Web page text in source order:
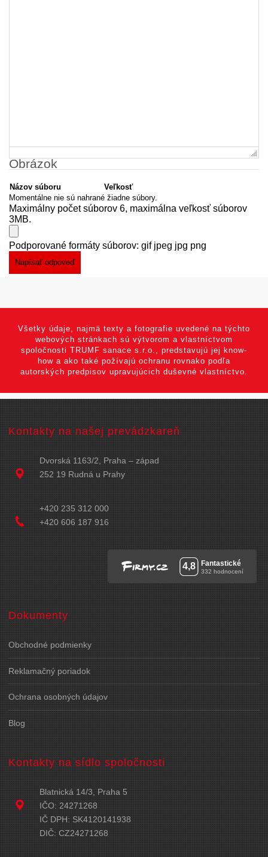
Obrázok
Názov súboru
Veľkosť
Momentálne nie sú nahrané žiadne súbory.
Maximálny počet súborov 6, maximálna veľkosť súborov
3MB.
Podporované formáty súborov: gif jpeg jpg png
Všetky údaje, najmä texty a fotografie uvedené na týchto
webových stránkach sú výtvorom a vlastníctvom
spoločnosti TRUMF sanace s.r.o., predstavujú jej know-
how a ako také požívajú ochranu rovnako podľa
autorských predpisov upravujúcich duševné vlastníctvo.
Kontakty na našej prevádzkareň
Dvorská 1163/2, Praha – západ
252 19 Rudná u Prahy
+420 235 312 000
+420 606 187 916
Dokumenty
Obchodné podmienky
Reklamačný poriadok
Ochrana osobných údajov
Blog
Kontakty na sídlo spoločnosti
Blatnická 14/3, Praha 5
IČO: 24271268
IČ DPH: SK4120141938
DIČ: CZ24271268